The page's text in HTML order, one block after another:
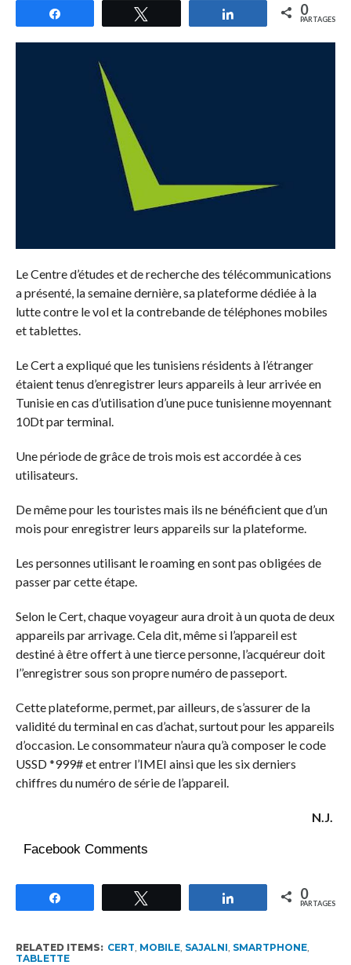
Partagez 0
PARTAGES
Le Centre d’études et de recherche des télécommunications
a présenté, la semaine dernière, sa plateforme dédiée à la
lutte contre le vol et la contrebande de téléphones mobiles
et tablettes.
Le Cert a expliqué que les tunisiens résidents à l’étranger
étaient tenus d’enregistrer leurs appareils à leur arrivée en
Tunisie en cas d’utilisation d’une puce tunisienne moyennant
10Dt par terminal.
Une période de grâce de trois mois est accordée à ces
utilisateurs.
De même pour les touristes mais ils ne bénéficient que d’un
mois pour enregistrer leurs appareils sur la plateforme.
Les personnes utilisant le roaming en sont pas obligées de
passer par cette étape.
Selon le Cert, chaque voyageur aura droit à un quota de deux
appareils par arrivage. Cela dit, même si l’appareil est
destiné à être offert à une tierce personne, l’acquéreur doit
l’’enregistrer sous son propre numéro de passeport.
Cette plateforme, permet, par ailleurs, de s’assurer de la
validité du terminal en cas d’achat, surtout pour les appareils
d’occasion. Le consommateur n’aura qu’à composer le code
USSD *999# et entrer l’IMEI ainsi que les six derniers
chiffres du numéro de série de l’appareil.
N.J.
Facebook Comments
Partagez 0
PARTAGES
RELATED ITEMS: CERT MOBILE, SAJALNI SMARTPHONE,
TABLETTE